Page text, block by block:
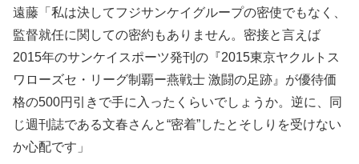
遠藤「私は決してフジサンケイグループの密使でもなく、
監督就任に関しての密約もありません。密接と言えば
2015年のサンケイスポーツ発刊の『2015東京ヤクルトス
ワローズセ・リーグ制覇ー燕戦士 激闘の足跡』が優待価
格の500円引きで手に入ったくらいでしょうか。逆に、同
じ週刊誌である文春さんと“密着”したとそしりを受けない
か心配です」